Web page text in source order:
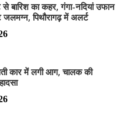
बारिश का कहर, गंगा-नदियां उफान
पिथौरागढ़ में अलर्ट
कार में लगी आग, चालक की